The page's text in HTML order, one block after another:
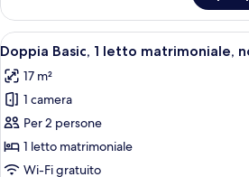
non
fumatori
Economy,
camera
letto,
non
fumatori
Apri
tutte
le
foto
per
Doppia
Basic,
Una
5
Doppia Basic, 1 letto matrimoniale,
17 m²
1 camera
Per 2 persone
1 letto matrimoniale
Wi-Fi gratuito